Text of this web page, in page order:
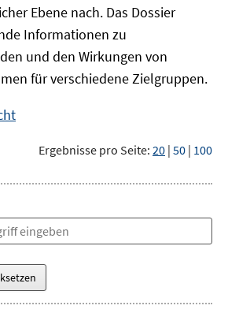
Ebene nach. Das Dossier
Informationen zu
und den Wirkungen von
für verschiedene Zielgruppen.
Ergebnisse pro Seite: 20 | 50 | 100